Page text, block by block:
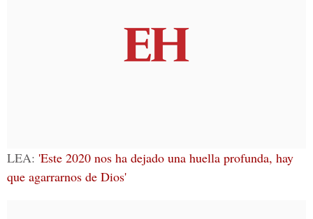
LEA: 'Este 2020 nos ha dejado una huella profunda, hay
que agarrarnos de Dios'